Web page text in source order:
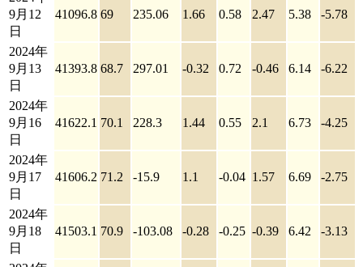
9月12
日
41096.8 69 235.06 1.66 0.58 2.47 5.38 -5.78
2024年
9月13
日
41393.8 68.7 297.01 -0.32 0.72 -0.46 6.14 -6.22
2024年
9月16
日
41622.1 70.1 228.3 1.44 0.55 2.1 6.73 -4.25
2024年
9月17
日
41606.2 71.2 -15.9 1.1 -0.04 1.57 6.69 -2.75
2024年
9月18
日
41503.1 70.9 -103.08 -0.28 -0.25 -0.39 6.42 -3.13